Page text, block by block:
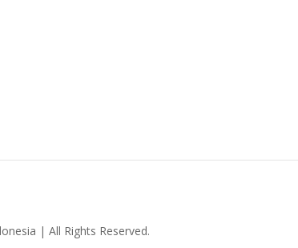
| All Rights Reserved.